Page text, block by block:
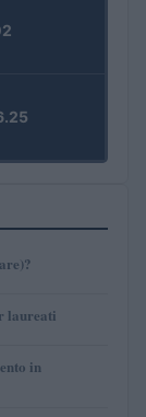
laureati
in